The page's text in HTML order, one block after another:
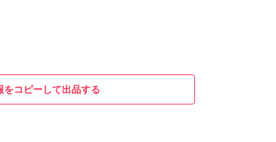
をコピーして出品する